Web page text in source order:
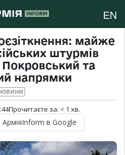
EN
майже
штурмів
та
напрямки
Прочитаєте за: < 1 хв.
АрміяInform в Google